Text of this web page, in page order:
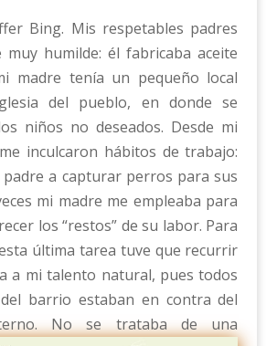
Bing. Mis respetables padres
muy humilde: él fabricaba aceite
madre tenía un pequeño local
del pueblo, en donde se
niños no deseados. Desde mi
inculcaron hábitos de trabajo:
padre a capturar perros para sus
mi madre me empleaba para
los “restos” de su labor. Para
última tarea tuve que recurrir
a mi talento natural, pues todos
barrio estaban en contra del
No se trataba de una